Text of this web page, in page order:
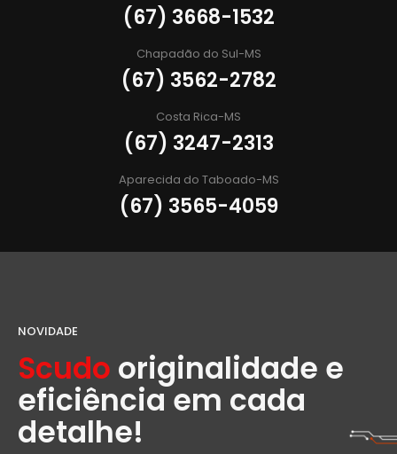
(67) 3668-1532
Chapadão do Sul-MS
(67) 3562-2782
Costa Rica-MS
(67) 3247-2313
Aparecida do Taboado-MS
(67) 3565-4059
NOVIDADE
Scudo originalidade e
eficiência em cada
detalhe!